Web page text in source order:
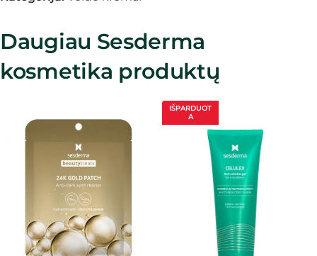
Daugiau Sesderma
kosmetika produktų
IŠPARDUOT
A